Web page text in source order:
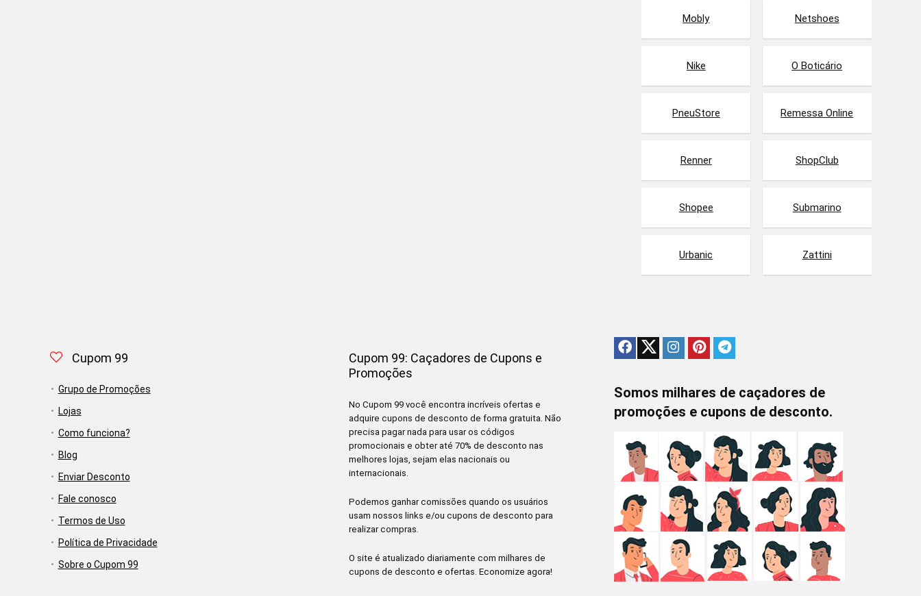
Mobly Netshoes
Nike O Boticário
PneuStore Remessa Online
Renner ShopClub
Shopee Submarino
Urbanic Zattini
Cupom 99
Grupo de Promoções
Lojas
Como funciona?
Blog
Enviar Desconto
Fale conosco
Termos de Uso
Política de Privacidade
Sobre o Cupom 99
Cupom 99: Caçadores de Cupons e
Promoções
No Cupom 99 você encontra incríveis ofertas e
adquire cupons de desconto de forma gratuita. Não
precisa pagar nada para usar os códigos
promocionais e obter até 70% de desconto nas
melhores lojas, sejam elas nacionais ou
internacionais.
Podemos ganhar comissões quando os usuários
usam nossos links e/ou cupons de desconto para
realizar compras.
O site é atualizado diariamente com milhares de
cupons de desconto e ofertas. Economize agora!
Somos milhares de caçadores de
promoções e cupons de desconto.